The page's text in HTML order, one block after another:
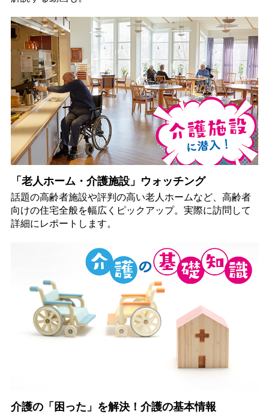
「老人ホーム・介護施設」ウォッチング
話題の高齢者施設や評判の高い老人ホームなど、高齢者
向けの住宅全般を幅広くピックアップ。実際に訪問して
詳細にレポートします。
介護の「困った」を解決！介護の基本情報